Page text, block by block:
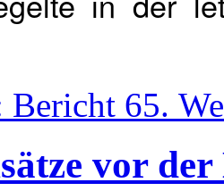
Bericht 65.
vor